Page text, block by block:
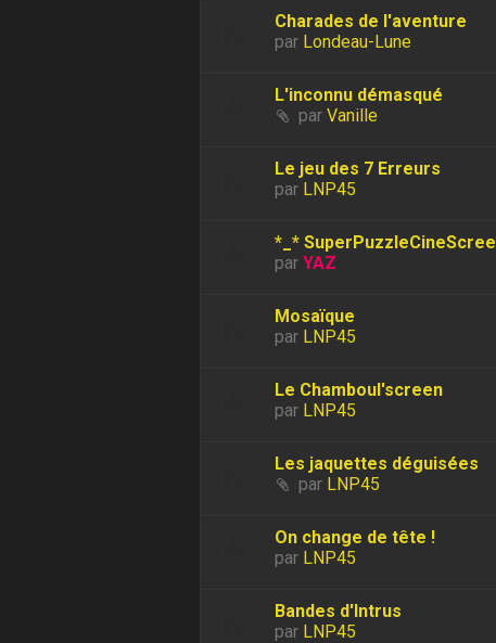
Charades de l'aventure
par Londeau-Lune
L'inconnu démasqué
par Vanille
Le jeu des 7 Erreurs
par LNP45
*_*
par YAZ
Mosaïque
par LNP45
Le Chamboul'screen
par LNP45
Les jaquettes déguisées
par LNP45
On change de tête !
par LNP45
Bandes d'Intrus
par LNP45